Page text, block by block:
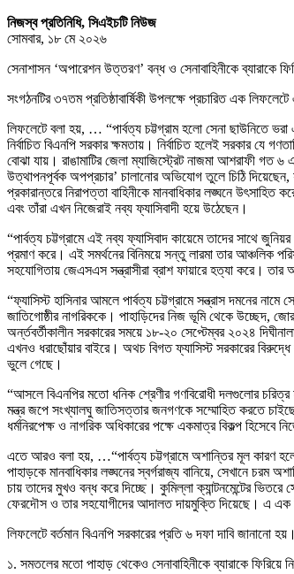
নিজস্ব প্রতিনিধি, সিএইচটি নিউজ
সোমবার, ১৮ মে ২০২৬
সেনাশাসন ‘অপারেশন উত্তরণ’ বন্ধ ও সেনাবাহিনীকে ব্যারাকে
সংগঠনটির ৩৭তম প্রতিষ্ঠাবার্ষিকী উপলক্ষে প্রচারিত এক
লিফলেটে বলা হয়, … “পার্বত্য চট্টগ্রাম হলো সেনা ছাউনিতে
নির্বাচিত বিএনপি সরকার ক্ষমতায়। নির্বাচিত হলেই সরকার যে
বোঝা যায়। রাঙামাটির জেলা ম্যাজিস্ট্রেট নাজমা আশরাফী গত ৬
উত্থাপনপূর্বক অপপ্রচার’ চালানোর অভিযোগ তুলে চিঠি দিয়েছেন,
প্রকারান্তরে নিরাপত্তা বাহিনীকে মানবাধিকার লঙ্ঘনে
এবং তাঁরা এখন নিজেরাই নব্য ফ্যাসিবাদী হয়ে উঠেছেন।
“পার্বত্য চট্টগ্রামে এই নব্য ফ্যাসিবাদ কায়েমে তাদের সাথে
প্রমাণ করে। এই সমর্থনের বিনিময়ে সন্তু লারমা তার আঞ্চলিক
সহযোগিতায় জেএসএস সন্ত্রাসীরা ব্রাশ ফায়ারে হত্যা করে।
“ফ্যাসিস্ট হাসিনার আমলে পার্বত্য চট্টগ্রামে সন্ত্রাস দমনের
জাতিগোষ্ঠীর নাগরিককে। পাহাড়িদের নিজ ভূমি থেকে উচ্ছেদ,
অর্ন্তবর্তীকালীন সরকারের সময়ে ১৮-২০ সেপ্টেম্বর ২০২৪
এখনও ধরাছোঁয়ার বাইরে। অথচ বিগত ফ্যাসিস্ট সরকারের
ভুলে গেছে।
“আসলে বিএনপির মতো ধনিক শ্রেণীর গণবিরোধী দলগুলোর চরিত্র
মন্ত্র জপে সংখ্যালঘু জাতিসত্তার জনগণকে সম্মোহিত করতে
ধর্মনিরপেক্ষ ও নাগরিক অধিকারের পক্ষে একমাত্র বিকল্প
এতে আরও বলা হয়, …“পার্বত্য চট্টগ্রামে অশান্তির মূল কারণ
পাহাড়কে মানবাধিকার লঙ্ঘনের স্বর্গরাজ্য বানিয়ে, সেখানে চরম
চায় তাদের মুখও বন্ধ করে দিচ্ছে। কুমিল্লা ক্যান্টনমেন্টের
ফেরদৌস ও তার সহযোগীদের আদালত দায়মুক্তি দিয়েছে। এ এক
লিফলেটে বর্তমান বিএনপি সরকারের প্রতি ৬ দফা দাবি জানানো
১. সমতলের মতো পাহাড় থেকেও সেনাবাহিনীকে ব্যারাকে ফিরিয়ে